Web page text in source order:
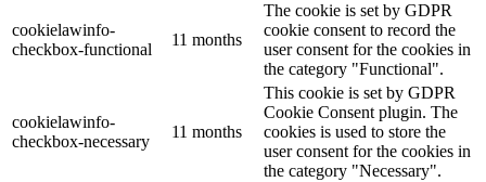
cookielawinfo-
checkbox-functional
11 months
The cookie is set by GDPR
cookie consent to record the
user consent for the cookies in
the category "Functional".
cookielawinfo-
checkbox-necessary
11 months
This cookie is set by GDPR
Cookie Consent plugin. The
cookies is used to store the
user consent for the cookies in
the category "Necessary".